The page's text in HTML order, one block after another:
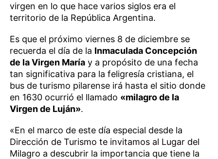
virgen en lo que hace varios siglos era el
territorio de la República Argentina.
Es que el próximo viernes 8 de diciembre se
recuerda el día de la Inmaculada Concepción
de la Virgen María y a propósito de una fecha
tan significativa para la feligresía cristiana, el
bus de turismo pilarense irá hasta el sitio donde
en 1630 ocurrió el llamado «milagro de la
Virgen de Luján».
«En el marco de este día especial desde la
Dirección de Turismo te invitamos al Lugar del
Milagro a descubrir la importancia que tiene la